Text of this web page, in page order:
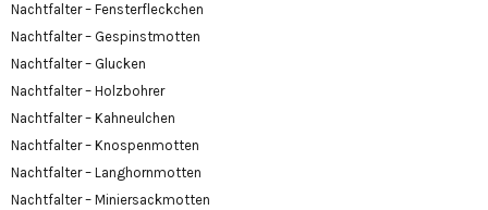
Nachtfalter – Fensterfleckchen
Nachtfalter – Gespinstmotten
Nachtfalter – Glucken
Nachtfalter – Holzbohrer
Nachtfalter – Kahneulchen
Nachtfalter – Knospenmotten
Nachtfalter – Langhornmotten
Nachtfalter – Miniersackmotten